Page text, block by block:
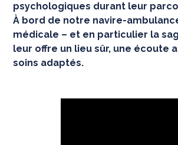
psychologiques durant leur
À bord de notre navire-
médicale – et en particulier la
leur offre un lieu sûr, une écoute
soins adaptés.